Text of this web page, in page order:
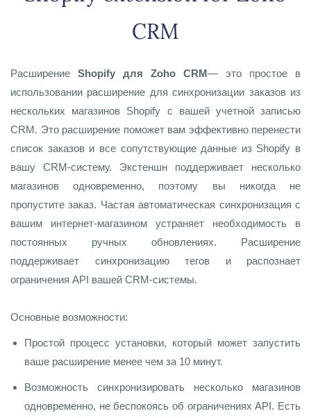
CRM
Расширение Shopify для Zoho CRM— это простое в
использовании расширение для синхронизации заказов из
нескольких магазинов Shopify с вашей учетной записью
CRM. Это расширение поможет вам эффективно перенести
список заказов и все сопутствующие данные из Shopify в
вашу CRM-систему. Экстеншн поддерживает несколько
магазинов одновременно, поэтому вы никогда не
пропустите заказ. Частая автоматическая синхронизация с
вашим интернет-магазином устраняет необходимость в
постоянных ручных обновлениях. Расширение
поддерживает синхронизацию тегов и распознает
ограничения API вашей CRM-системы.
Основные возможности:
Простой процесс установки, который может запустить
ваше расширение менее чем за 10 минут.
Возможность синхронизировать несколько магазинов
одновременно, не беспокоясь об ограничениях API. Есть